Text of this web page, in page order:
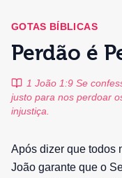
GOTAS BÍBLICAS
Perdão é
1 João 1:9 Se
justo para nos perdoar
injustiça.
Após dizer que todos
João garante que o